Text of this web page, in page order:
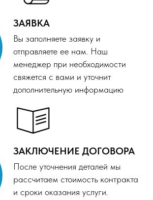
ЗАЯВКА
Вы заполняете заявку и
отправляете ее нам. Наш
менеджер при необходимости
свяжется с вами и уточнит
дополнительную информацию
ЗАКЛЮЧЕНИЕ ДОГОВОРА
После уточнения деталей мы
рассчитаем стоимость контракта
и сроки оказания услуги.